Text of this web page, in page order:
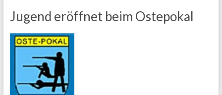
Jugend eröffnet beim Ostepokal